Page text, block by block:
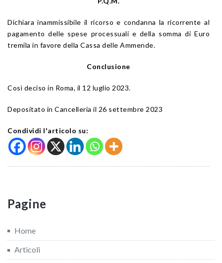
Dichiara inammissibile il ricorso e condanna la ricorrente al
pagamento delle spese processuali e della somma di Euro
tremila in favore della Cassa delle Ammende.
Conclusione
Così deciso in Roma, il 12 luglio 2023.
Depositato in Cancelleria il 26 settembre 2023
Condividi l'articolo su:
Pagine
Home
Articoli